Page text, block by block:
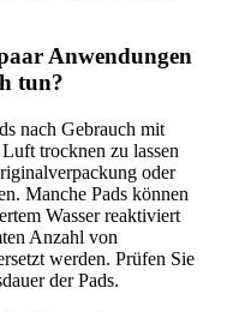
Anwendungen
tun?
⁢nach⁤ Gebrauch mit
trocknen zu ‌lassen
oder
Manche Pads können
Wasser reaktiviert​
Anzahl von​
werden. Prüfen Sie
der Pads.